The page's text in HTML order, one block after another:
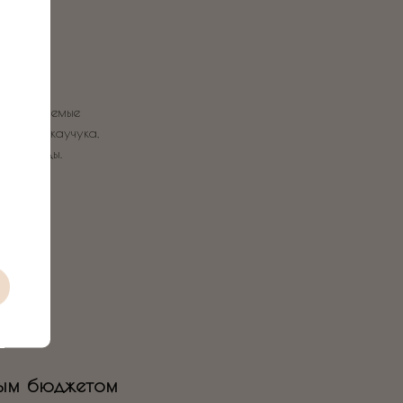
каучука,
среды.
бюджетом